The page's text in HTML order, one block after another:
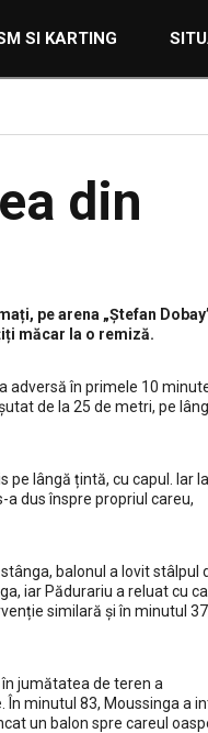
SI KARTING
din
pe arena „Ștefan
măcar la o remiză.
adversă în primele 10
de la 25 de metri, pe
pe lângă țintă, cu capul. Iar
a dus înspre propriul careu,
balonul a lovit stâlpul
iar Pădurariu a reluat cu
similară și în minutul
jumătatea de teren a
minutul 83, Moussinga a
un balon spre careul